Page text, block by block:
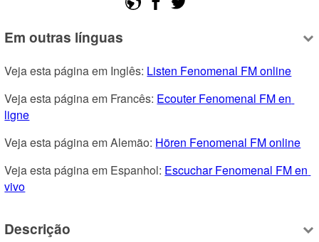
Em outras línguas
Veja esta página em Inglês: Listen Fenomenal FM online
Veja esta página em Francês: Ecouter Fenomenal FM en
ligne
Veja esta página em Alemão: Hören Fenomenal FM online
Veja esta página em Espanhol: Escuchar Fenomenal FM en
vivo
Descrição